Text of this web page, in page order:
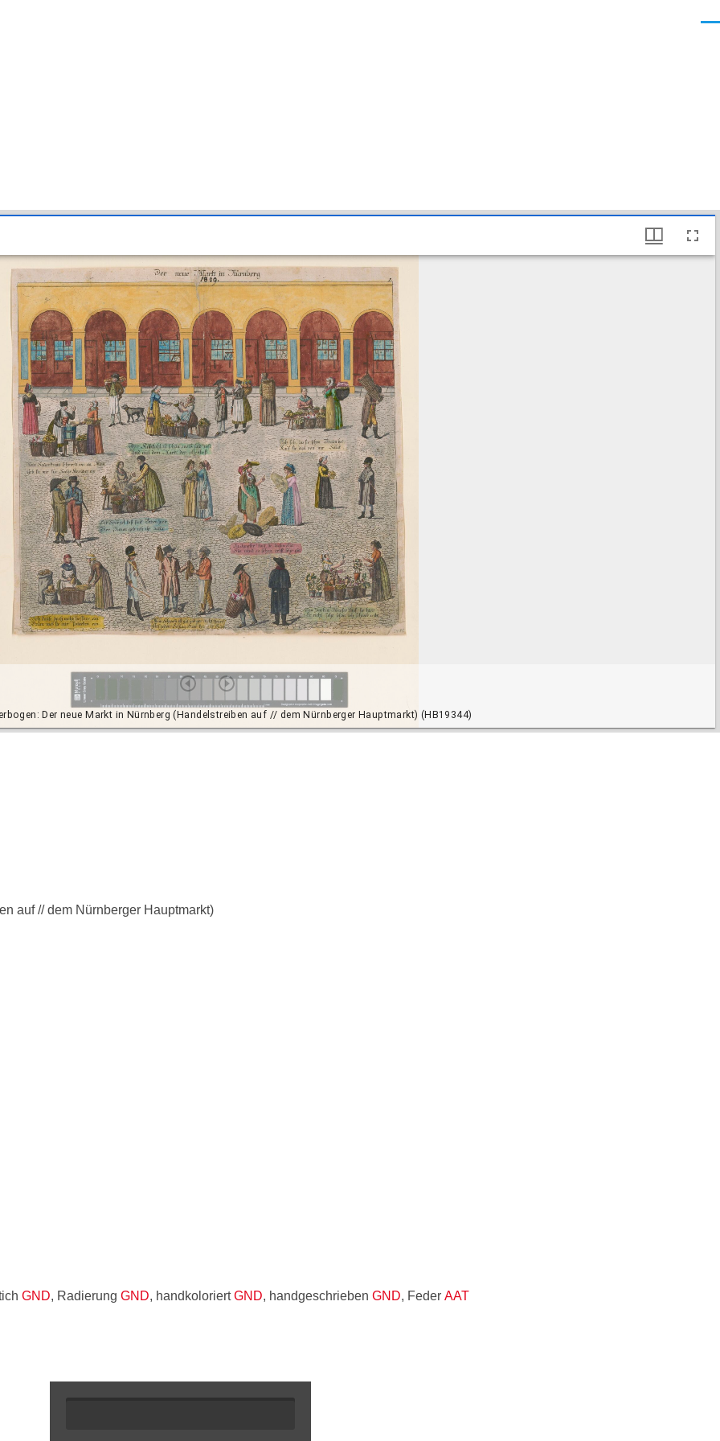
Der neue Markt in Nürnberg (Handelstreiben auf // dem Nürnberger Hauptmarkt) (HB19344)
auf // dem Nürnberger Hauptmarkt)
GND, Radierung GND, handkoloriertGND, handgeschrieben GND, Feder AAT